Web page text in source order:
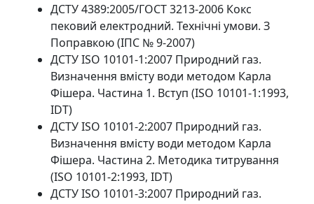
ДСТУ 4389:2005/ГОСТ 3213-2006 Кокс
пековий електродний. Технічні умови. З
Поправкою (ІПС № 9-2007)
ДСТУ ISO 10101-1:2007 Природний газ.
Визначення вмісту води методом Карла
Фішера. Частина 1. Вступ (ISO 10101-1:1993,
IDT)
ДСТУ ISO 10101-2:2007 Природний газ.
Визначення вмісту води методом Карла
Фішера. Частина 2. Методика титрування
(ISO 10101-2:1993, IDT)
ДСТУ ISO 10101-3:2007 Природний газ.